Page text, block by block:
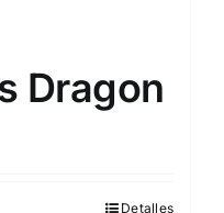
Dragon
Detalles